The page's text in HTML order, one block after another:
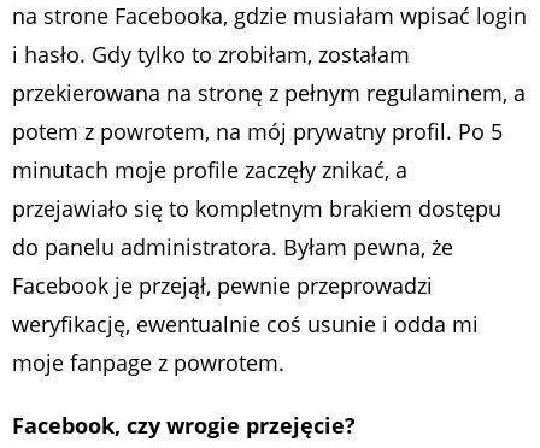
na strone Facebooka, gdzie musiałam wpisać login
i hasło. Gdy tylko to zrobiłam, zostałam
przekierowana na stronę z pełnym regulaminem, a
potem z powrotem, na mój prywatny profil. Po 5
minutach moje profile zaczęły znikać, a
przejawiało się to kompletnym brakiem dostępu
do panelu administratora. Byłam pewna, że
Facebook je przejął, pewnie przeprowadzi
weryfikację, ewentualnie coś usunie i odda mi
moje fanpage z powrotem.
Facebook, czy wrogie przejęcie?